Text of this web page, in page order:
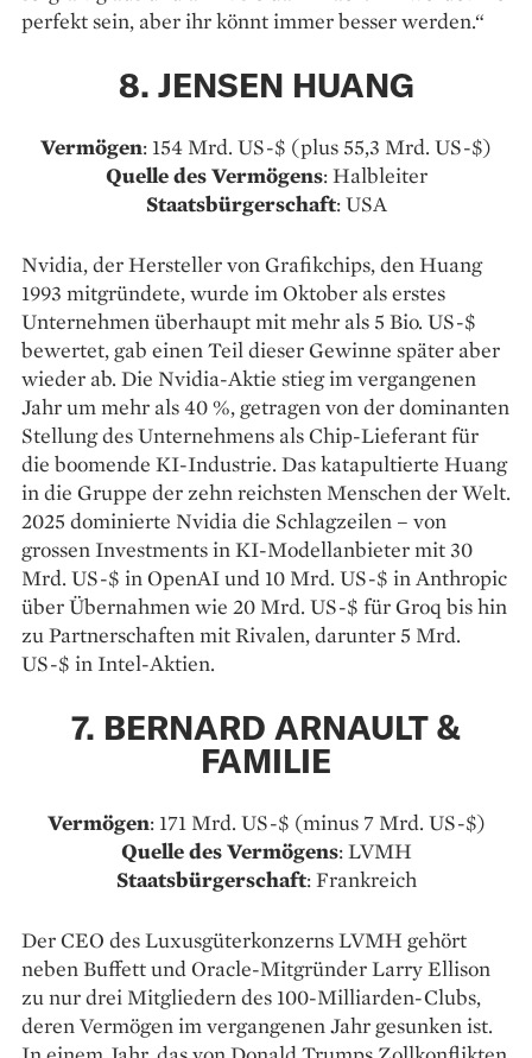
perfekt sein, aber ihr könnt immer besser werden.“
8. JENSEN HUANG
Vermögen: 154 Mrd. US-$ (plus 55,3 Mrd. US-$)
Quelle des Vermögens: Halbleiter
Staatsbürgerschaft: USA
Nvidia, der Hersteller von Grafikchips, den Huang
1993 mitgründete, wurde im Oktober als erstes
Unternehmen überhaupt mit mehr als 5 Bio. US-$
bewertet, gab einen Teil dieser Gewinne später aber
wieder ab. Die Nvidia-Aktie stieg im vergangenen
Jahr um mehr als 40 %, getragen von der dominanten
Stellung des Unternehmens als Chip-Lieferant für
die boomende KI-Industrie. Das katapultierte Huang
in die Gruppe der zehn reichsten Menschen der Welt.
2025 dominierte Nvidia die Schlagzeilen – von
grossen Investments in KI-Modellanbieter mit 30
Mrd. US-$ in OpenAI und 10 Mrd. US-$ in Anthropic
über Übernahmen wie 20 Mrd. US-$ für Groq bis hin
zu Partnerschaften mit Rivalen, darunter 5 Mrd.
US-$ in Intel-Aktien.
7. BERNARD ARNAULT &
FAMILIE
Vermögen: 171 Mrd. US-$ (minus 7 Mrd. US-$)
Quelle des Vermögens: LVMH
Staatsbürgerschaft: Frankreich
Der CEO des Luxusgüterkonzerns LVMH gehört
neben Buffett und Oracle-Mitgründer Larry Ellison
zu nur drei Mitgliedern des 100-Milliarden-Clubs,
deren Vermögen im vergangenen Jahr gesunken ist.